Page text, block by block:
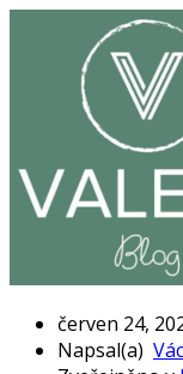
červen 24,
Napsal(a)